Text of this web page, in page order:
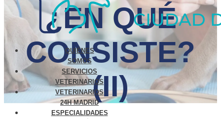
QUIÉNES
SOMOS
SERVICIOS
VETERINARIOS
VETERINARIOS
24H MADRID
ESPECIALIDADES
¿EN QUÉ
CONSISTE?
(II)